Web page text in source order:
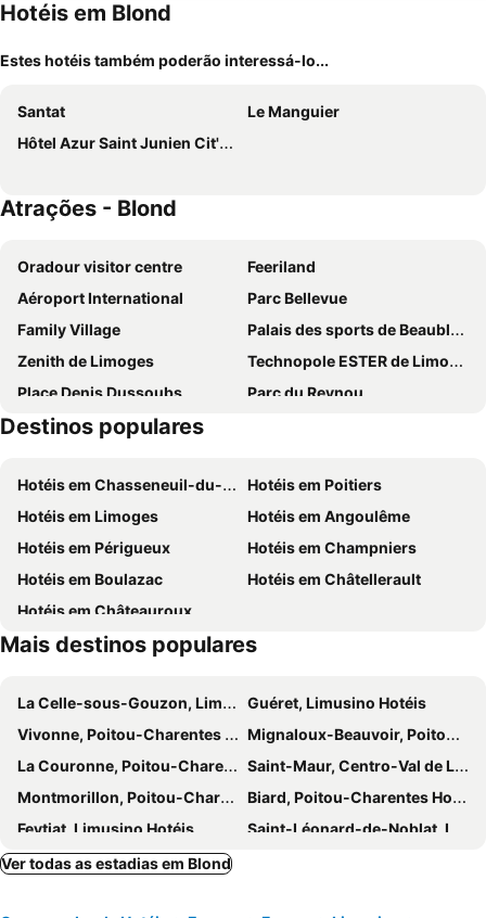
Hotéis em Blond
Estes hotéis também poderão interessá-lo...
Santat
Le Manguier
Hôtel Azur Saint Junien Cit'Hotel
Atrações - Blond
Oradour visitor centre
Feeriland
Aéroport International
Parc Bellevue
Family Village
Palais des sports de Beaublanc
Zenith de Limoges
Technopole ESTER de Limoges
Place Denis Dussoubs
Parc du Reynou
Château de Nexon
Lire à Limoges
Destinos populares
Hotéis em Chasseneuil-du-Poitou
Hotéis em Poitiers
Hotéis em Limoges
Hotéis em Angoulême
Hotéis em Périgueux
Hotéis em Champniers
Hotéis em Boulazac
Hotéis em Châtellerault
Hotéis em Châteauroux
Mais destinos populares
La Celle-sous-Gouzon, Limusino Hotéis
Guéret, Limusino Hotéis
Vivonne, Poitou-Charentes Hotéis
Mignaloux-Beauvoir, Poitou-Charentes Hotéis
La Couronne, Poitou-Charentes Hotéis
Saint-Maur, Centro-Val de Loire Hotéis
Montmorillon, Poitou-Charentes Hotéis
Biard, Poitou-Charentes Hotéis
Feytiat, Limusino Hotéis
Saint-Léonard-de-Noblat, Limusino Hotéis
Chaleix, Aquitânia Hotéis
Ver todas as estadias em Blond